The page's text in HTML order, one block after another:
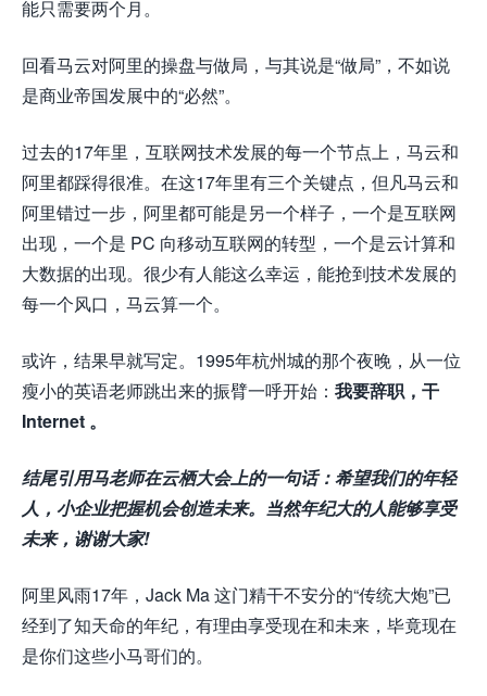
能只需要两个月。
回看马云对阿里的操盘与做局，与其说是“做局”，不如说
是商业帝国发展中的“必然”。
过去的17年里，互联网技术发展的每一个节点上，马云和
阿里都踩得很准。在这17年里有三个关键点，但凡马云和
阿里错过一步，阿里都可能是另一个样子，一个是互联网
出现，一个是 PC 向移动互联网的转型，一个是云计算和
大数据的出现。很少有人能这么幸运，能抢到技术发展的
每一个风口，马云算一个。
或许，结果早就写定。1995年杭州城的那个夜晚，从一位
瘦小的英语老师跳出来的振臂一呼开始： 我要辞职，干
Internet 。
结尾引用马老师在云栖大会上的一句话：希望我们的年轻
人，小企业把握机会创造未来。当然年纪大的人能够享受
未来，谢谢大家!
阿里风雨17年，Jack Ma 这门精干不安分的“传统大炮”已
经到了知天命的年纪，有理由享受现在和未来，毕竟现在
是你们这些小马哥们的。